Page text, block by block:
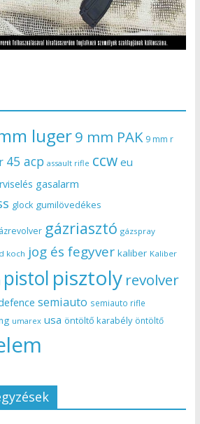
luger9 mm PAK 9 mm r
45 acp assault rifle ccw eu
gasalarm
glock gumilövedékes
gázriasztó gázspray
koch jog és fegyver kaliber Kaliber
pistol pisztoly revolver
semiauto semiauto rifle
umarex usa öntöltő karabély öntöltő